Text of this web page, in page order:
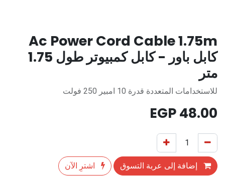
Ac Power Cord Cable 1.75m
كابل باور - كابل كمبيوتر طول 1.75
متر
للاستخدامات المتعددة قدرة 10 امبير 250 فولت
48.00
إضافة إلى عربة التسوق اشترِ الآن